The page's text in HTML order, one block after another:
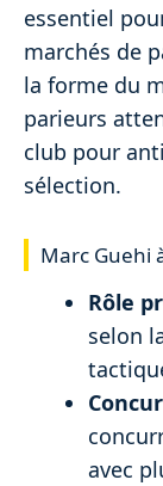
essentiel
marchés de
la forme du
parieurs
club pour
sélection.
Marc Guehi
Rôle
selon
avec